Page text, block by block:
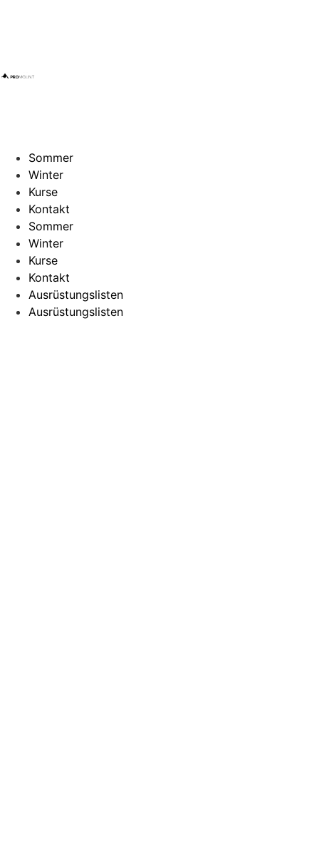
Sommer
Winter
Kurse
Kontakt
Sommer
Winter
Kurse
Kontakt
Ausrüstungslisten
Ausrüstungslisten